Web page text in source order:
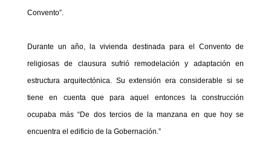
Convento”.
Durante un año, la vivienda destinada para el Convento de
religiosas de clausura sufrió remodelación y adaptación en
estructura arquitectónica. Su extensión era considerable si se
tiene en cuenta que para aquel entonces la construcción
ocupaba más “De dos tercios de la manzana en que hoy se
encuentra el edificio de la Gobernación.”